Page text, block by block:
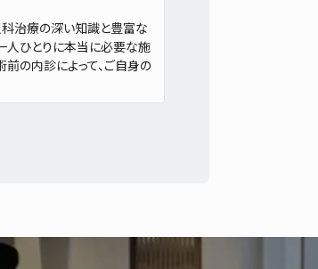
治療の深い知識と豊富な
人ひとりに本当に必要な施
の内診によって、ご自身の